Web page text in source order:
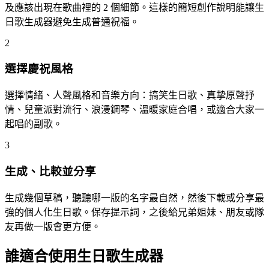
及應該出現在歌曲裡的 2 個細節。這樣的簡短創作說明能讓生
日歌生成器避免生成普通祝福。
2
選擇慶祝風格
選擇情緒、人聲風格和音樂方向：搞笑生日歌、真摯原聲抒
情、兒童派對流行、浪漫鋼琴、溫暖家庭合唱，或適合大家一
起唱的副歌。
3
生成、比較並分享
生成幾個草稿，聽聽哪一版的名字最自然，然後下載或分享最
強的個人化生日歌。保存提示詞，之後給兄弟姐妹、朋友或隊
友再做一版會更方便。
誰適合使用生日歌生成器